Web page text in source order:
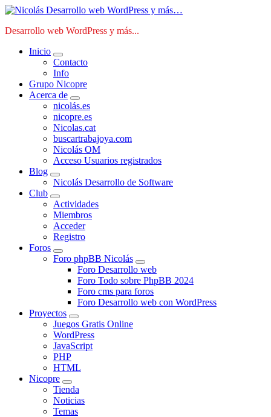
Saltar
contenido
Desarrollo web WordPress y más...
Inicio
Contacto
Info
Grupo Nicopre
Acerca de
nicolás.es
nicopre.es
Nicolas.cat
buscartrabajoya.com
Nicolás OM
Acceso Usuarios registrados
Blog
Nicolás Desarrollo de Software
Club
Actividades
Miembros
Acceder
Registro
Foros
Foro phpBB Nicolás
Foro Desarrollo web
Foro Todo sobre PhpBB 2024
Foro cms para foros
Foro Desarrollo web con WordPress
Proyectos
Juegos Gratis Online
WordPress
JavaScript
PHP
HTML
Nicopre
Tienda
Noticias
Temas